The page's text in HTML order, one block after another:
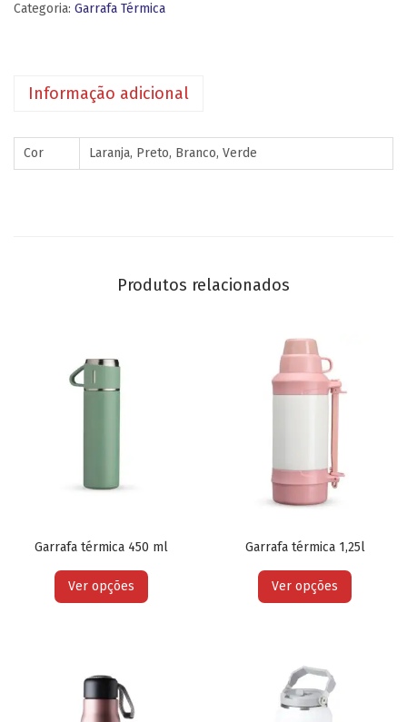
Categoria: Garrafa Térmica
Informação adicional
Cor Laranja, Preto, Branco, Verde
Produtos relacionados
Garrafa térmica 450 ml
Ver opções
Garrafa térmica 1,25l
Ver opções